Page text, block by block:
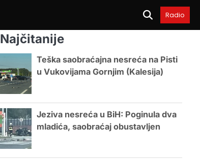
Radio
Najčitanije
Teška saobraćajna nesreća na Pisti
u Vukovijama Gornjim (Kalesija)
Jeziva nesreća u BiH: Poginula dva
mladića, saobraćaj obustavljen